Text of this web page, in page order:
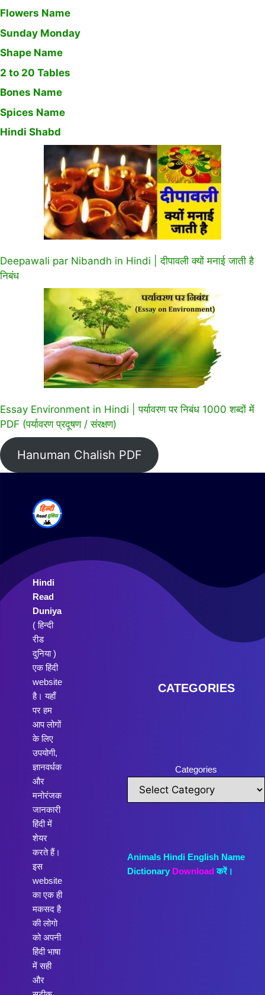
Flowers Name
Sunday Monday
Shape Name
2 to 20 Tables
Bones Name
Spices Name
Hindi Shabd
Deepawali par Nibandh in Hindi | दीपावली क्यों मनाई जाती है
निबंध
Essay Environment in Hindi | पर्यावरण पर निबंध 1000 शब्दों में
PDF (पर्यावरण प्रदूषण / संरक्षण)
Hanuman Chalish PDF
Hindi
Read
Duniya
( हिन्दी
रीड
दुनिया )
एक हिंदी
website
है। यहाँ
पर हम
आप लोगों
के लिए
उपयोगी,
ज्ञानवर्धक
और
मनोरंजक
जानकारी
हिंदी में
शेयर
करते हैं।
इस
website
का एक ही
मकसद है
की लोगो
को अपनी
हिंदी भाषा
में सही
और
CATEGORIES
Categories
Animals Hindi English Name
Dictionary Download करें।